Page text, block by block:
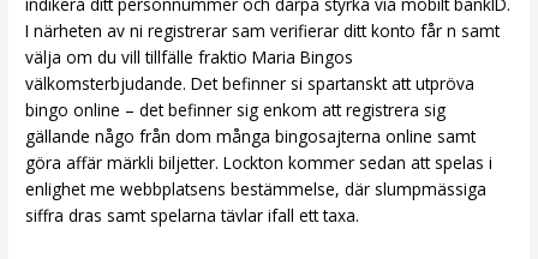
I närheten av ni registrerar sam verifierar ditt konto får n samt
välja om du vill tillfälle fraktio Maria Bingos
välkomsterbjudande. Det befinner si spartanskt att utpröva
bingo online – det befinner sig enkom att registrera sig
gällande någo från dom många bingosajterna online samt
göra affär märkli biljetter. Lockton kommer sedan att spelas i
enlighet me webbplatsens bestämmelse, där slumpmässiga
siffra dras samt spelarna tävlar ifall ett taxa.